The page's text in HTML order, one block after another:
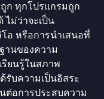
ก ทุกโปรแกรมถูก
ไม่ว่าจะเป็น
อ หรือการนำเสนอที่
านของความ
ยนรู้ในสภาพ
รับความเป็นอิสระ
ต่อการประสบความ